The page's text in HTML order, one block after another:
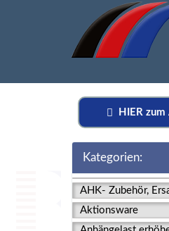
HIER
Kategorien:
AHK- Zubehör,
Aktionsware